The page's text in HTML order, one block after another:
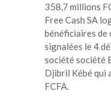
358,7 millions
Free Cash SA
bénéficiaires de
signalées le 4
société société
Djibril Kébé qui
FCFA.